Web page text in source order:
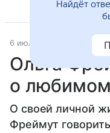
6 июля 2014
Ольга
о
О своей личной
Фреймут
Найдёт